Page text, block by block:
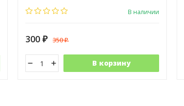
Фракция:
Средняя
В наличии
300 ₽ 350₽
В корзину